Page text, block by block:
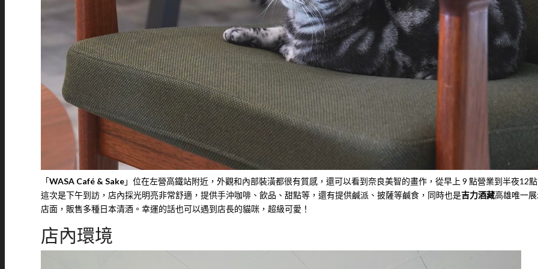
「WASA Café & Sake」位在左營高鐵站附近，外觀和內部裝潢都很有質感，還可以看到奈良美智的畫作，從早上 9 點營業到半夜12
這次是下午到訪，店內採光明亮非常舒適，提供手沖咖啡、飲品、甜點等，還有提供鹹派、披薩等鹹食，同時也是吉力酒藏高雄唯一
店面，販售多種日本清酒。幸運的話也可以遇到店長的貓咪，超級可愛！
店內環境